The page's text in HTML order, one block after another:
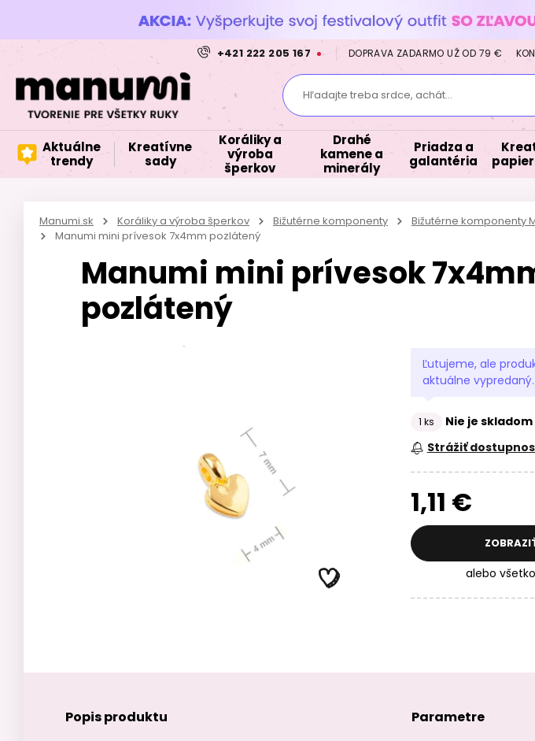
+421 222 205 167 DOPRAVA ZADARMO UŽ OD 79 €
Hľadajte treba srdce, achát...
Aktuálne
trendy
Kreatívne
sady
Koráliky a
výroba
šperkov
Drahé
kamene a
minerály
Priadza a
galantéria
Manumi.sk Koráliky a výroba šperkov Bižutérne komponenty Bižutérne komponenty
Manumi mini prívesok 7x4mm pozlátený
Manumi mini prívesok
pozlátený
Ľutujeme, ale
aktuálne vypredaný.
1 ks
Nie je skladom
Strážiť
1,11 €
alebo
Popis produktu Parametre